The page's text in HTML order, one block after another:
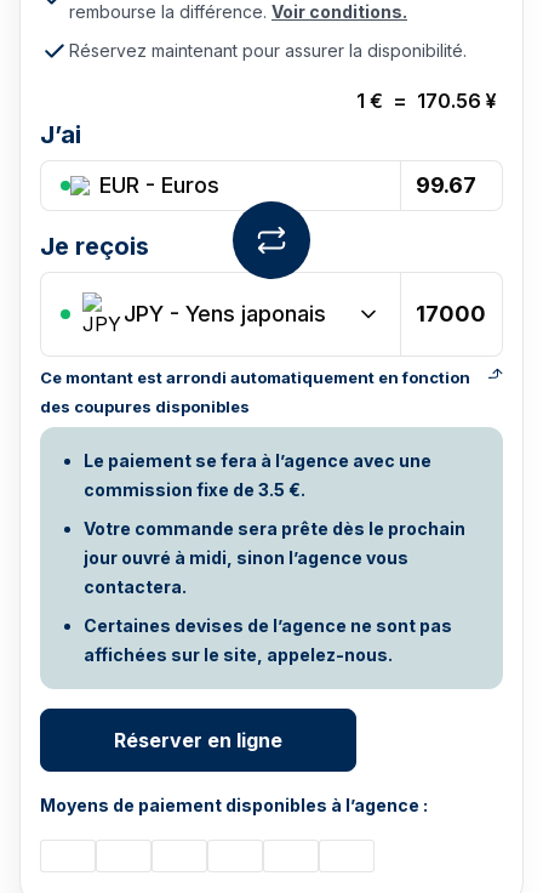
rembourse la différence. Voir conditions.
Réservez maintenant pour assurer la disponibilité.
1 € = 170.56 ¥
J’ai
EUR - Euros
Je reçois
JPY - Yens japonais
Ce montant est arrondi automatiquement en fonction
des coupures disponibles
Le paiement se fera à l’agence avec une
commission fixe de 3.5 €.
Votre commande sera prête dès le prochain
jour ouvré à midi, sinon l’agence vous
contactera.
Certaines devises de l’agence ne sont pas
affichées sur le site, appelez-nous.
Réserver en ligne
Moyens de paiement disponibles à l’agence :